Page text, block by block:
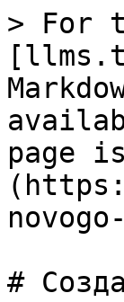
> For
page
#